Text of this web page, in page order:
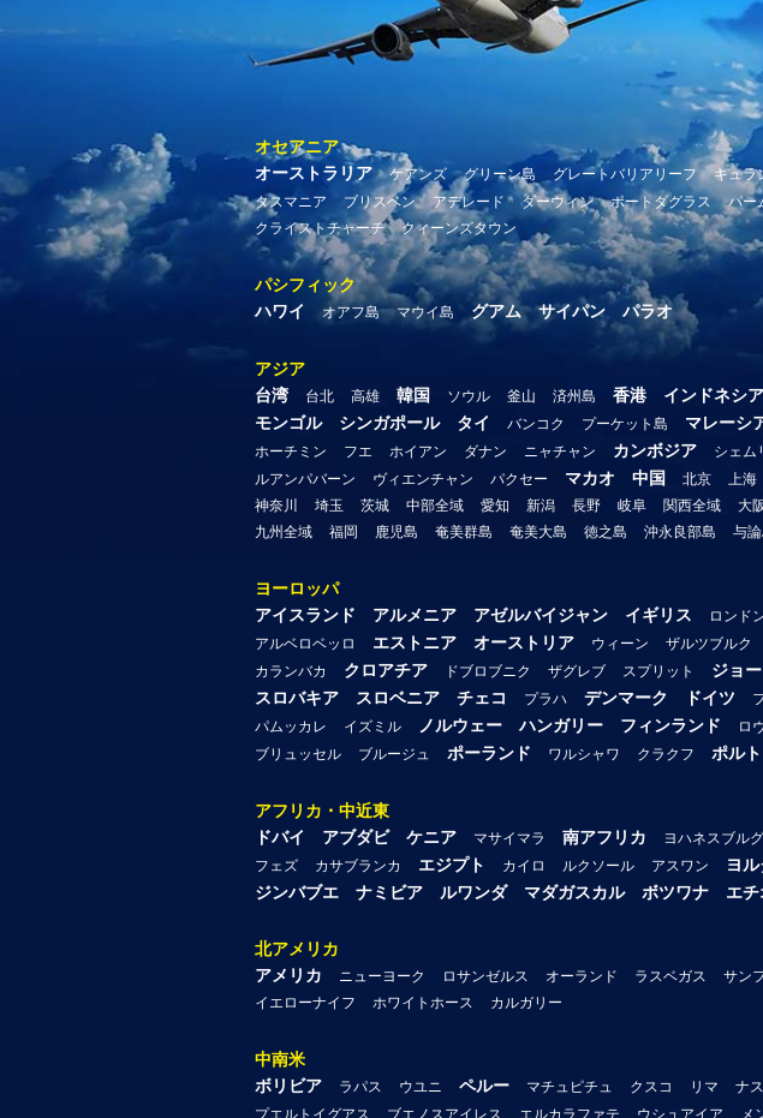
オセアニア
オーストラリア
ケアンズ グリーン島 グレートバリアリーフ キュラ
タスマニア
ブリスベン アデレード ダーウィン ポートダグラス パー
クライストチャーチ
クィーンズタウン
パシフィック
ハワイ
オアフ島 マウイ島 グアム サイパン パラオ
アジア
台湾
台北 高雄 韓国 ソウル 釜山 済州島 香港 インドネシア
モンゴル
シンガポール タイ バンコク プーケット島 マレーシ
ホーチミン
フエ ホイアン ダナン ニャチャン カンボジア シェム
ルアンパバーン ヴィエンチャン パクセー マカオ 中国 北京 上海
神奈川
埼玉 茨城 中部全域 愛知 新潟 長野 岐阜 関西全域 大阪
九州全域
福岡 鹿児島 奄美群島 奄美大島 徳之島 沖永良部島 与
ヨーロッパ
アイスランド
アルメニア アゼルバイジャン イギリス ロンド
アルベロベッロ
エストニア オーストリア ウィーン ザルツブルク
カランバカ
クロアチア ドブロブニク ザグレブ スプリット ジョ
スロバキア スロベニア チェコ プラハ デンマーク ドイツ
パムッカレ
イズミル ノルウェー ハンガリー フィンランド ロ
ブリュッセル ブルージュ ポーランド ワルシャワ クラクフ ポル
アフリカ・中近東
ドバイ
アブダビ ケニア マサイマラ 南アフリカ ヨハネスブルグ
フェズ
カサブランカ エジプト カイロ ルクソール アスワン ヨ
ジンバブエ
ナミビア ルワンダ マダガスカル ボツワナ エ
北アメリカ
アメリカ
ニューヨーク ロサンゼルス オーランド ラスベガス サン
イエローナイフ
ホワイトホース カルガリー
中南米
ボリビア
ラパス ウユニ ペルー マチュピチュ クスコ リマ ナ
プエルトイグアス ブエノスアイレス エルカラファテ ウシュアイア メ